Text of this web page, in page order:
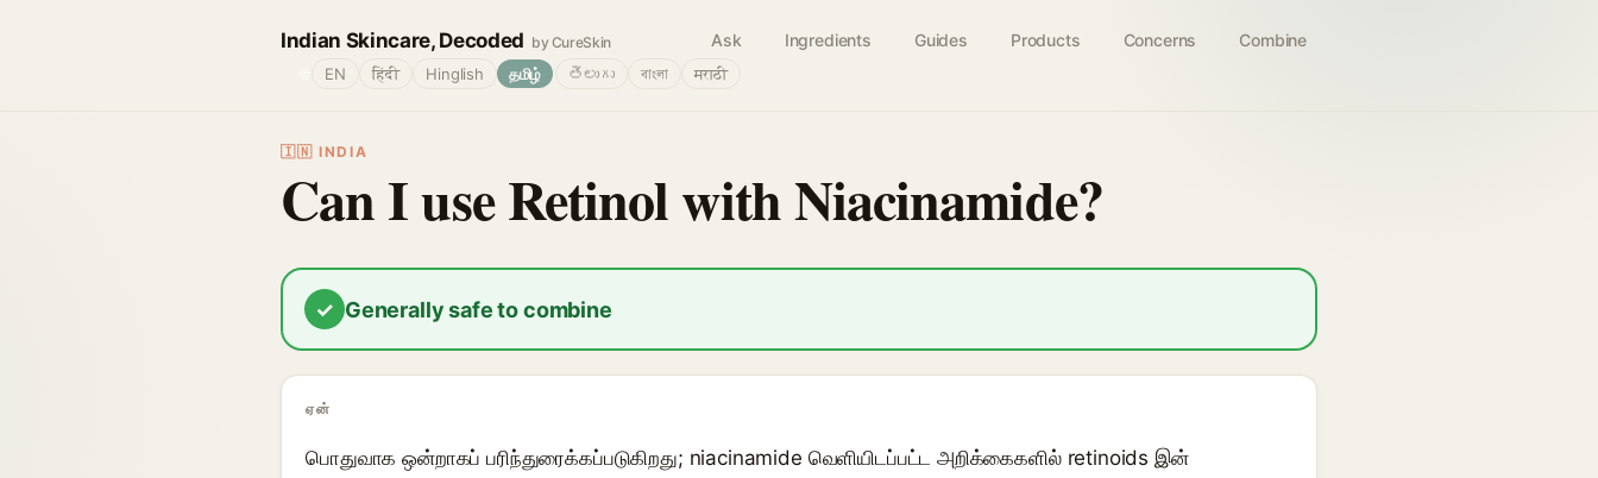
Indian Skincare, Decoded by CureSkin Ask Ingredients Guides Products Concerns Combine
EN हिंदी Hinglish தமிழ் తెలుగు বাংলা मराठी
🇮🇳 INDIA
Can I use Retinol with Niacinamide?
✓ Generally safe to combine
ஏன்
பொதுவாக ஒன்றாகப் பரிந்துரைக்கப்படுகிறது; niacinamide வெளியிடப்பட்ட அறிக்கைகளில் retinoids இன்